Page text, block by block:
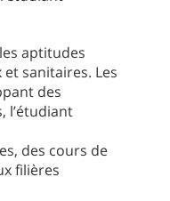
aptitudes
sanitaires. Les
des
l’étudiant
des cours de
filières